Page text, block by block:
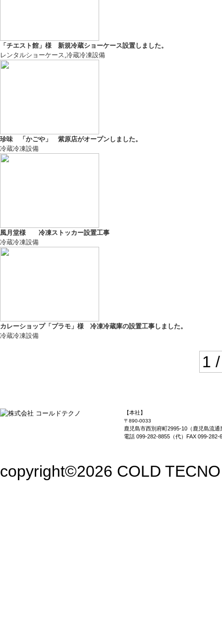
「チエスト館」様 新規冷蔵ショーケース設置しました。
レンタルショーケース,冷蔵冷凍設備
珍味 「かごや」 紫原店がオープンしました。
冷蔵冷凍設備
風月堂様 冷凍ストッカー設置工事
冷蔵冷凍設備
カレーショップ「プラモ」様 冷凍冷蔵庫の設置工事しました。
冷蔵冷凍設備
1
【本社】
〒890-0033
鹿児島市西別府町2995-10（鹿児島流通
電話 099-282-8855（代）FAX 099-282-
copyright©2026 COLD